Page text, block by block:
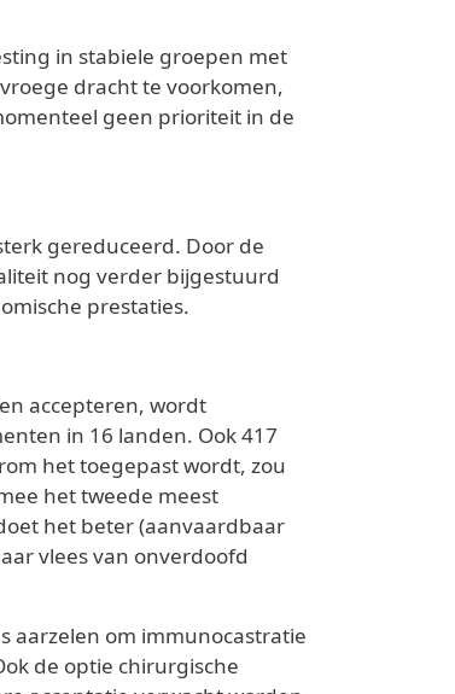
in stabiele groepen met
dracht te voorkomen,
geen prioriteit in de
gereduceerd. Door de
nog verder bijgestuurd
prestaties.
accepteren, wordt
in 16 landen. Ook 417
het toegepast wordt, zou
het tweede meest
het beter (aanvaardbaar
vlees van onverdoofd
aarzelen om immunocastratie
de optie chirurgische